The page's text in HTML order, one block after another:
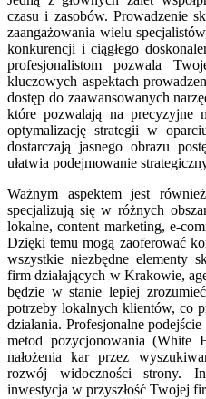
czasu i zasobów. Prowadzenie
zaangażowania wielu
konkurencji i ciągłego
profesjonalistom pozwala
kluczowych aspektach
dostęp do zaawansowanych
które pozwalają na precyzyjne
optymalizację strategii w
dostarczają jasnego obrazu
ułatwia podejmowanie
Ważnym aspektem jest
specjalizują się w różnych
lokalne, content marketing, e-
Dzięki temu mogą zaoferować
wszystkie niezbędne elementy
firm działających w Krakowie,
będzie w stanie lepiej
potrzeby lokalnych klientów, co
działania. Profesjonalne
metod pozycjonowania (White
nałożenia kar przez
rozwój widoczności strony.
inwestycja w przyszłość Twojej